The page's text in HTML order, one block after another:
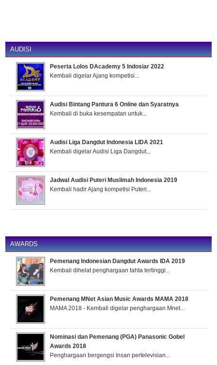
AUDISI
Peserta Lolos DAcademy 5 Indosiar 2022
Kembali digelar Ajang kompetisi...
Audisi Bintang Pantura 6 Online dan Syaratnya
Kembali di buka kesempatan untuk...
Audisi Liga Dangdut Indonesia LIDA 2021
Kembali digelar Audisi Liga Dangdut...
Jadwal Audisi Puteri Muslimah Indonesia 2019
Kembali hadir Ajang kompetisi Puteri...
AWARDS
Pemenang Indonesian Dangdut Awards IDA 2019
Kembali dihelat penghargaan tahta tertinggi...
Pemenang MNet Asian Music Awards MAMA 2018
MAMA 2018 - Kembali digelar penghargaan Mnet...
Nominasi dan Pemenang (PGA) Panasonic Gobel
Awards 2018
Penghargaan bergengsi Insan pertelevisian...